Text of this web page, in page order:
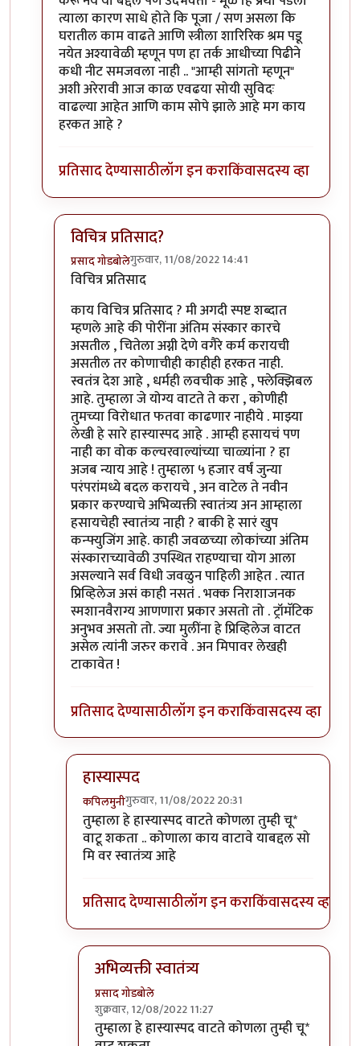
त्याला कारण साधे होते कि पूजा / सण असला कि
घरातील काम वाढते आणि स्त्रीला शारिरिक श्रम पडू
नयेत अश्यावेळी म्हणून पण हा तर्क आधीच्या पिढीने
कधी नीट समजवला नाही .. "आम्ही सांगतो म्हणून"
अशी अरेरावी आज काळ एवढया सोयी सुविदः
वाढल्या आहेत आणि काम सोपे झाले आहे मग काय
हरकत आहे ?
प्रतिसाद देण्यासाठीलॉग इन कराकिंवासदस्य व्हा
विचित्र प्रतिसाद?
प्रसाद गोडबोलेगुरुवार, 11/08/2022 14:41
In reply toविचित्र प्रतिसाद ... या वरील
विचित्र प्रतिसाद
काय विचित्र प्रतिसाद ? मी अगदी स्पष्ट शब्दात
म्हणले आहे की पोरींना अंतिम संस्कार कारचे
असतील , चितेला अग्नी देणे वगैरे कर्म करायची
असतील तर कोणाचीही काहीही हरकत नाही.
स्वतंत्र देश आहे , धर्मही लवचीक आहे , फ्लेक्झिबल
आहे. तुम्हाला जे योग्य वाटते ते करा , कोणीही
तुमच्या विरोधात फतवा काढणार नाहीये . माझ्या
लेखी हे सारे हास्यास्पद आहे . आम्ही हसायचं पण
नाही का वोक कल्चरवाल्यांच्या चाळ्यांना ? हा
अजब न्याय आहे ! तुम्हाला ५ हजार वर्षं जुन्या
परंपरांमध्ये बदल करायचे , अन वाटेल ते नवीन
प्रकार करण्याचे अभिव्यक्ती स्वातंत्र्य अन आम्हाला
हसायचेही स्वातंत्र्य नाही ? बाकी हे सारं खुप
कन्फ्युजिंग आहे. काही जवळच्या लोकांच्या अंतिम
संस्काराच्यावेळी उपस्थित राहण्याचा योग आला
असल्याने सर्व विधी जवळुन पाहिली आहेत . त्यात
प्रिव्हिलेज असं काही नसतं . भक्क निराशाजनक
स्मशानवैराग्य आणणारा प्रकार असतो तो . ट्रॉमॅटिक
अनुभव असतो तो. ज्या मुलींना हे प्रिव्हिलेज वाटत
असेल त्यांनी जरुर करावे . अन मिपावर लेखही
टाकावेत !
प्रतिसाद देण्यासाठीलॉग इन कराकिंवासदस्य व्हा
हास्यास्पद
कपिलमुनीगुरुवार, 11/08/2022 20:31
In reply toविचित्र प्रतिसाद?byप्रसाद गोडबोले
तुम्हाला हे हास्यास्पद वाटते कोणला तुम्ही चू*
वाटू शकता .. कोणाला काय वाटावे याबद्दल सो
मि वर स्वातंत्र्य आहे
प्रतिसाद देण्यासाठीलॉग इन कराकिंवासदस्य व्हा
अभिव्यक्ती स्वातंत्र्य
प्रसाद गोडबोले
शुक्रवार, 12/08/2022 11:27
In reply toहास्यास्पदbyकपिलमुनी
तुम्हाला हे हास्यास्पद वाटते कोणला तुम्ही चू*